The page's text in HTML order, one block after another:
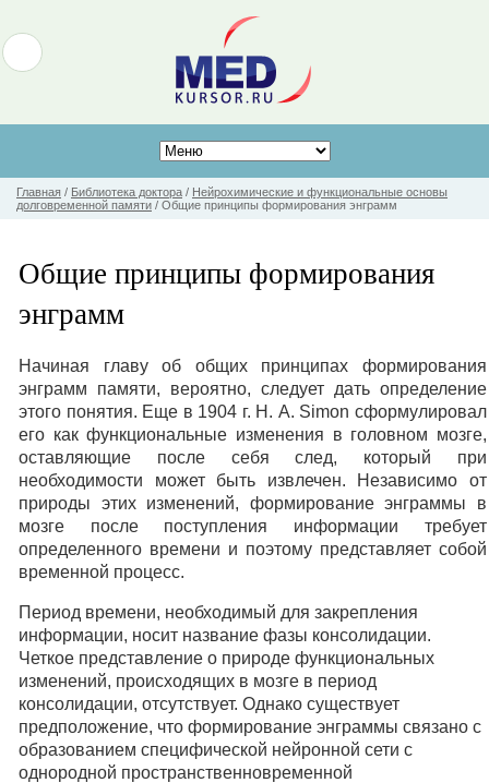
Главная / Библиотека доктора / Нейрохимические и функциональные основы
долговременной памяти / Общие принципы формирования энграмм
Общие принципы формирования
энграмм
Начиная главу об общих принципах формирования
энграмм памяти, вероятно, следует дать определение
этого понятия. Еще в 1904 г. Н. A. Simon сформулировал
его как функциональные изменения в головном мозге,
оставляющие после себя след, который при
необходимости может быть извлечен. Независимо от
природы этих изменений, формирование энграммы в
мозге после поступления информации требует
определенного времени и поэтому представляет собой
временной процесс.
Период времени, необходимый для закрепления
информации, носит название фазы консолидации.
Четкое представление о природе функциональных
изменений, происходящих в мозге в период
консолидации, отсутствует. Однако существует
предположение, что формирование энграммы связано с
образованием специфической нейронной сети с
однородной пространственновременной